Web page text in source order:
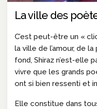
La ville des
C’est peut-être un «
la ville de l’amour, de
fond, Shiraz n’est-elle
vivre que les grands
ont si bien ressenti et
Elle constitue dans